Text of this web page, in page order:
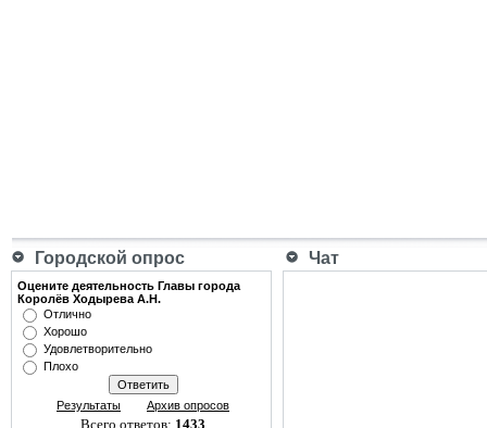
Городской опрос Чат
Оцените деятельность Главы города
Королёв Ходырева А.Н.
Отлично
Хорошо
Удовлетворительно
Плохо
Результаты Архив опросов
Всего ответов: 1433